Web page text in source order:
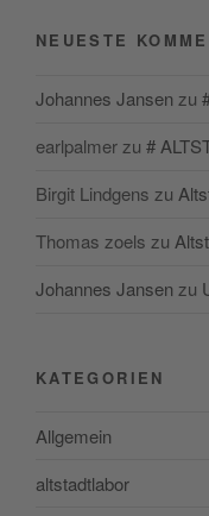
NEUESTE
Johannes Jansen zu
earlpalmerzu #
Birgit Lindgens zu
Thomas zoels zu
Johannes Jansen zu
KATEGORIEN
Allgemein
altstadtlabor